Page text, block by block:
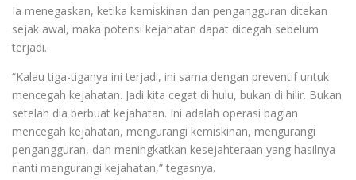
Ia menegaskan, ketika kemiskinan dan pengangguran ditekan
sejak awal, maka potensi kejahatan dapat dicegah sebelum
terjadi.
“Kalau tiga-tiganya ini terjadi, ini sama dengan preventif untuk
mencegah kejahatan. Jadi kita cegat di hulu, bukan di hilir. Bukan
setelah dia berbuat kejahatan. Ini adalah operasi bagian
mencegah kejahatan, mengurangi kemiskinan, mengurangi
pengangguran, dan meningkatkan kesejahteraan yang hasilnya
nanti mengurangi kejahatan,” tegasnya.